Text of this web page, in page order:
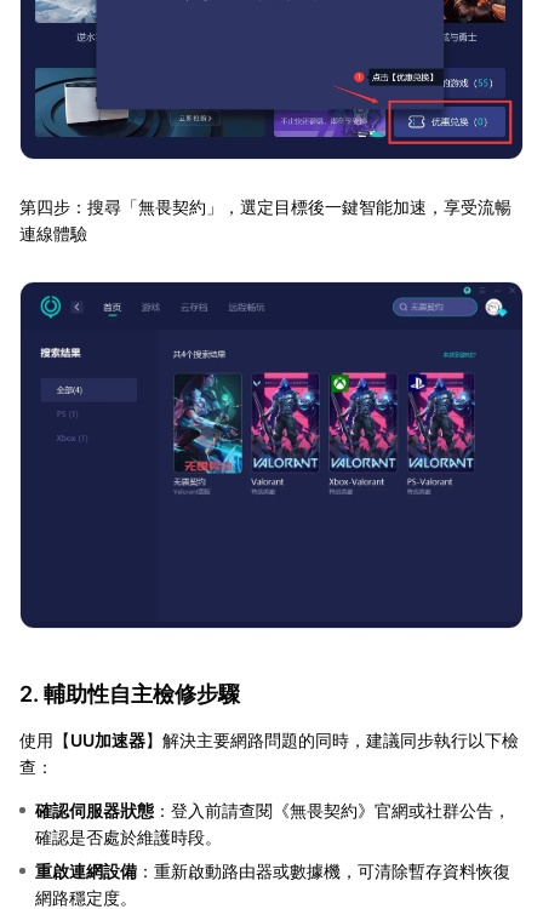
第四步：搜尋「無畏契約」，選定目標後一鍵智能加速，享受流暢
連線體驗
2. 輔助性自主檢修步驟
使用【UU加速器】解決主要網路問題的同時，建議同步執行以下檢
查：
確認伺服器狀態 ：登入前請查閱《無畏契約》官網或社群公告，
確認是否處於維護時段。
重啟連網設備 ：重新啟動路由器或數據機，可清除暫存資料恢復
網路穩定度。